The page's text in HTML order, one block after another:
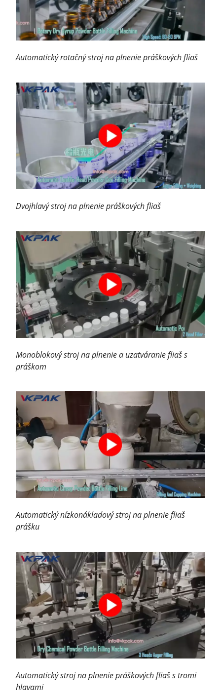
Automatický rotačný stroj na plnenie práškových fliaš
Dvojhlavý stroj na plnenie práškových fliaš
Monoblokový stroj na plnenie a uzatváranie fliaš s
práškom
Automatický nízkonákladový stroj na plnenie fliaš
prášku
Automatický stroj na plnenie práškových fliaš s tromi
hlavami